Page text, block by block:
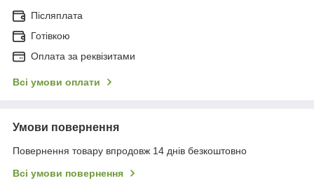
Післяплата
Готівкою
Оплата за реквізитами
Всі умови оплати
Умови повернення
Повернення товару впродовж 14 днів безкоштовно
Всі умови повернення